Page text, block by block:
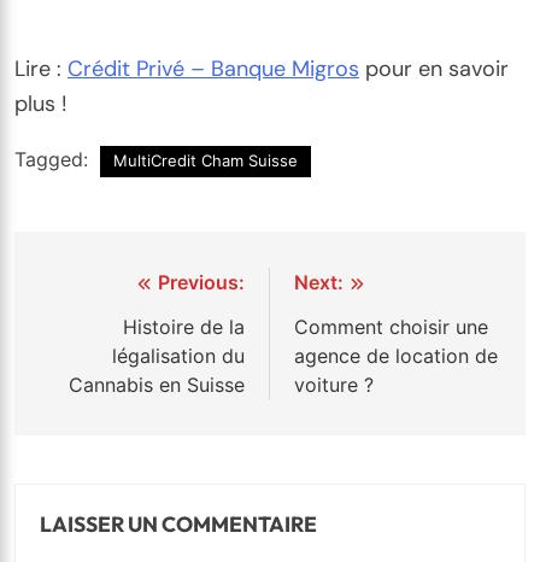
Lire : Crédit Privé – Banque Migros pour en savoir
plus !
Tagged: MultiCredit Cham Suisse
Navigation
l’article
Previous:
Histoire de la
légalisation du
Cannabis en Suisse
Next:
Comment choisir une
agence de location de
voiture ?
LAISSER UN COMMENTAIRE